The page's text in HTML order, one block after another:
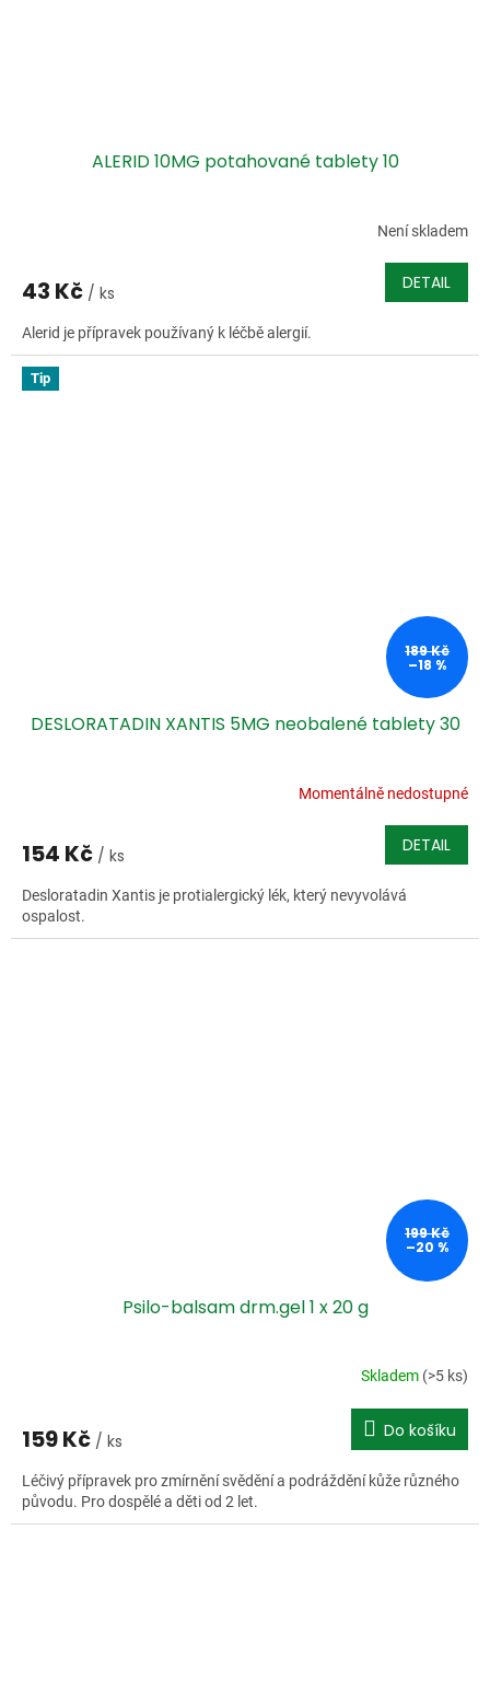
ALERID 10MG potahované tablety 10
Není skladem
43 Kč / ks DETAIL
Alerid je přípravek používaný k léčbě alergií.
Tip
189 Kč
–18 %
DESLORATADIN XANTIS 5MG neobalené tablety 30
Momentálně nedostupné
154 Kč / ks DETAIL
Desloratadin Xantis je protialergický lék, který nevyvolává
ospalost.
199 Kč
–20 %
Psilo-balsam drm.gel 1 x 20 g
Skladem (>5 ks)
159 Kč / ks Do košíku
Léčivý přípravek pro zmírnění svědění a podráždění kůže různého
původu. Pro dospělé a děti od 2 let.